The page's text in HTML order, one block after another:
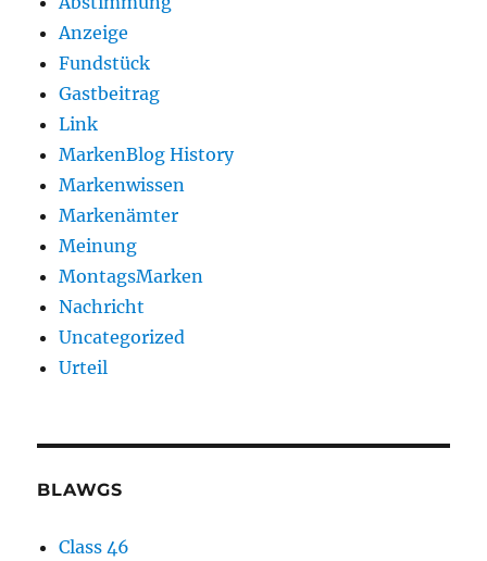
Anzeige
Fundstück
Gastbeitrag
Link
MarkenBlog History
Markenwissen
Markenämter
Meinung
MontagsMarken
Nachricht
Uncategorized
Urteil
BLAWGS
Class 46